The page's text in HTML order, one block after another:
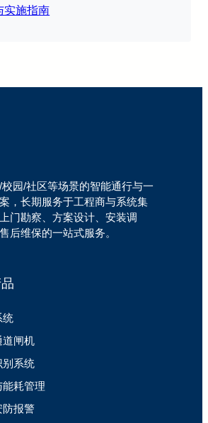
实施指南
园/社区等场景的智能通行与一
，长期服务于工程商与系统集
门勘察、方案设计、安装调
后维保的一站式服务。
统
道闸机
别系统
耗管理
防报警